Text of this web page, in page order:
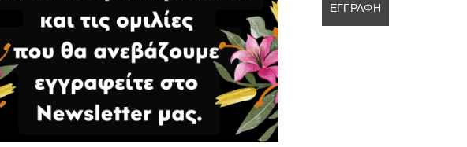
Η ΚΑΘΑΡΉ ΠΡΟΣΕΥΧΉ ΩΣ ΑΣΠΊΔΑ ΤΗΣ ΨΥΧΉΣ ΣΤΗΝ
ΎΒΡΕΩΣ.”